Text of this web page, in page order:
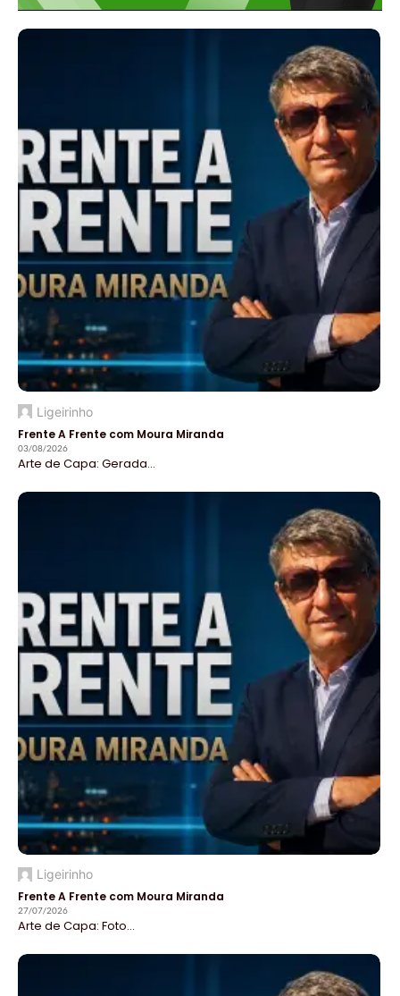
Ligeirinho
Frente A Frente com Moura Miranda
03/08/2026
Arte de Capa: Gerada...
Ligeirinho
Frente A Frente com Moura Miranda
27/07/2026
Arte de Capa: Foto...